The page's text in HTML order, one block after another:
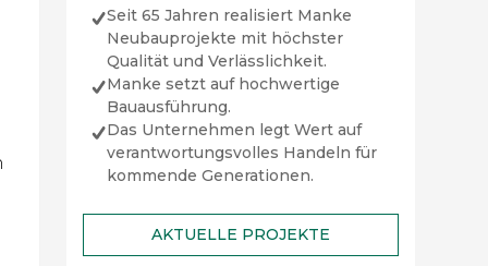
Seit 65 Jahren realisiert Manke
Neubauprojekte mit höchster
Qualität und Verlässlichkeit.
Manke setzt auf hochwertige
Bauausführung.
Das Unternehmen legt Wert auf
verantwortungsvolles Handeln für
kommende Generationen.
AKTUELLE PROJEKTE